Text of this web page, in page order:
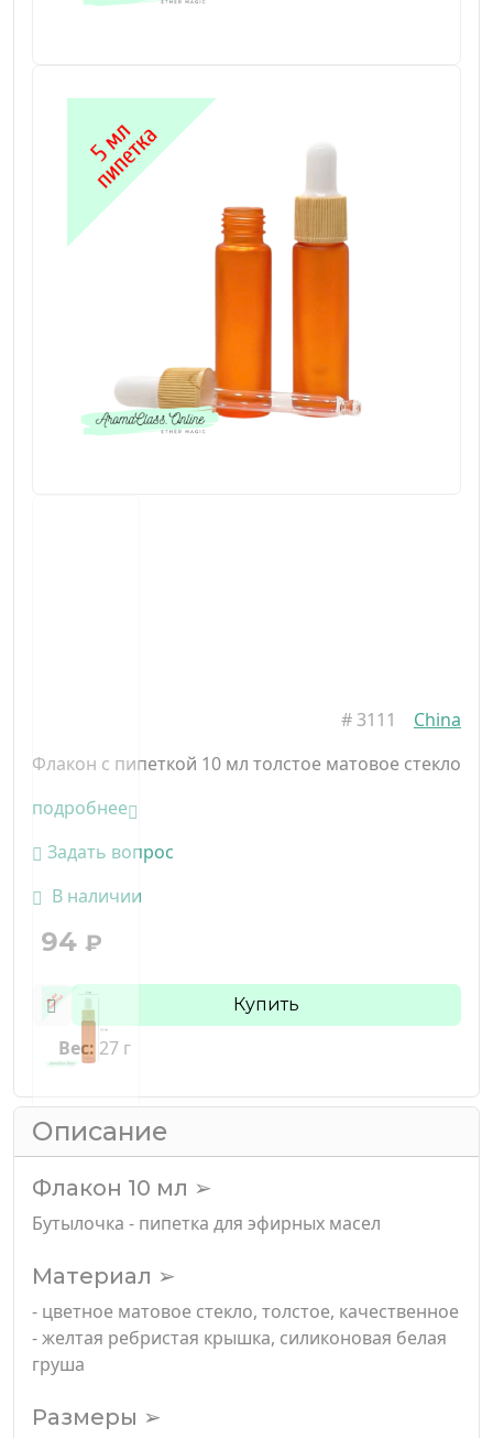
#3111
China
Флакон с пипеткой 10 мл толстое матовое стекло
подробнее
Задать вопрос
В наличии
94 ₽
Купить
Вес: 27 г
Описание
Флакон 10 мл ➢
Бутылочка - пипетка для эфирных масел
Материал ➢
- цветное матовое стекло, толстое, качественное
- желтая ребристая крышка, силиконовая белая
груша
Размеры ➢